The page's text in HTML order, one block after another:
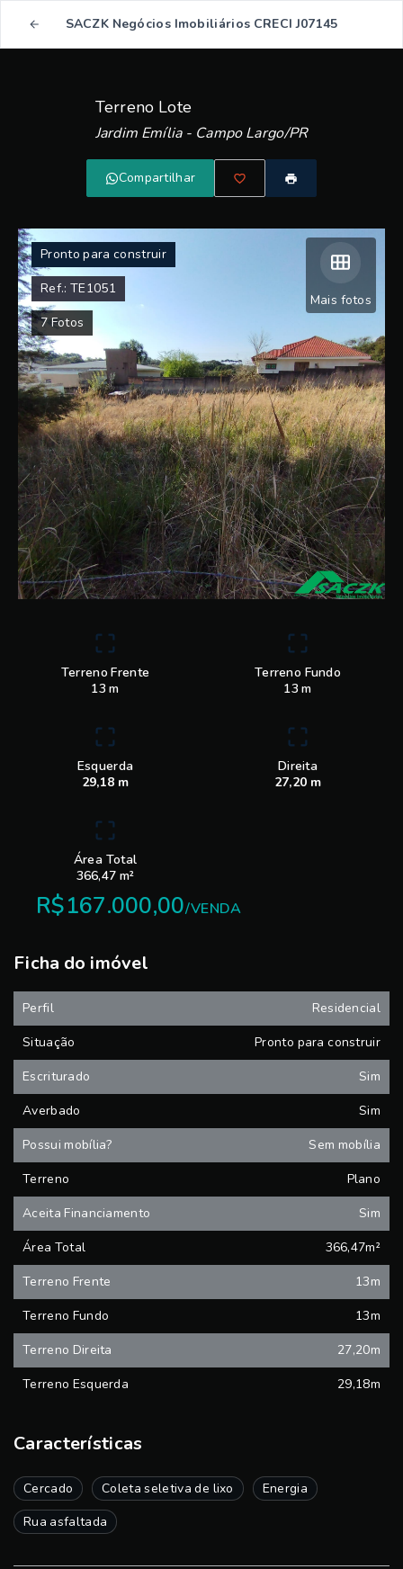
SACZK Negócios Imobiliários CRECI J07145
Terreno Lote
Jardim Emília - Campo Largo/PR
Compartilhar
Mais fotos
Pronto para construir
Ref.:TE1051
7Fotos
Terreno Frente
13 m
Terreno Fundo
13 m
Esquerda
29,18 m
Direita
27,20 m
Área Total
366,47 m²
R$167.000,00/VENDA
Características
Cercado Coleta seletiva de lixo
Energia
Rua asfaltada
Ficha do imóvel
Perfil
Residencial
Situação
Pronto para construir
Escriturado
Sim
Averbado
Sim
Possui mobília?
Sem mobília
Terreno
Plano
Aceita Financiamento
Sim
Área Total
366,47m²
Terreno Frente
13m
Terreno Fundo
13m
Terreno Direita
27,20m
Terreno Esquerda
29,18m